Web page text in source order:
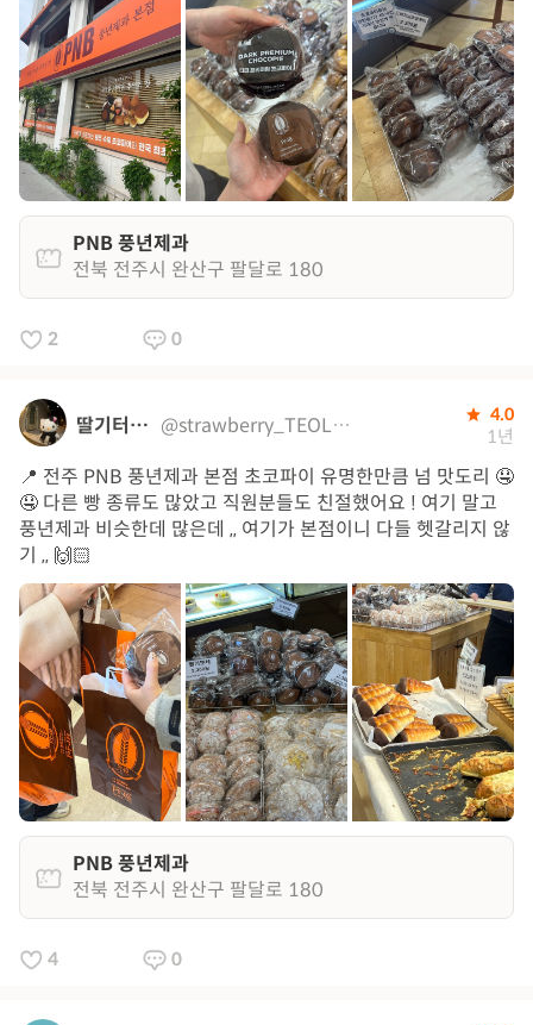
PNB 풍년제과
전북 전주시 완산구 팔달로 180
2 0
딸기터래기 @strawberry_TEOLAEGI 4.0
1년
📍 전주 PNB 풍년제과 본점 초코파이 유명한만큼 넘 맛도리 🤤
🤤 다른 빵 종류도 많았고 직원분들도 친절했어요 ! 여기 말고
풍년제과 비슷한데 많은데 ,, 여기가 본점이니 다들 헷갈리지 않
기 ,, 🙌🏻
PNB 풍년제과
전북 전주시 완산구 팔달로 180
4 0